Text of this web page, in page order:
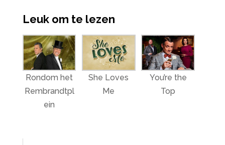
Leuk om te lezen
Rondom het
Rembrandtpl
ein
She Loves
Me
You’re the
Top